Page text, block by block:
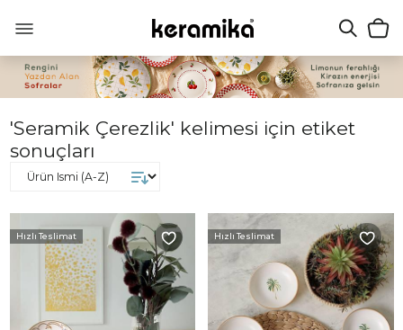
'Seramik Çerezlik' kelimesi için etiket
sonuçları
Hızlı Teslimat Hızlı Teslimat